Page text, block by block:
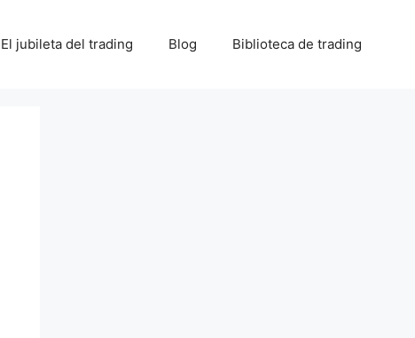
El jubileta del trading Blog Biblioteca de trading